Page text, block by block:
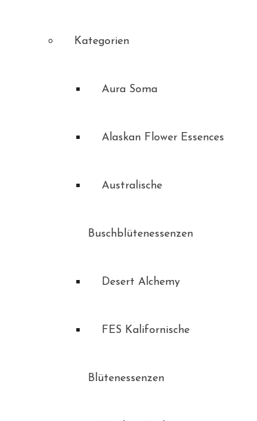
Kategorien
Aura Soma
Alaskan Flower Essences
Australische
Buschblütenessenzen
Desert Alchemy
FES Kalifornische
Blütenessenzen